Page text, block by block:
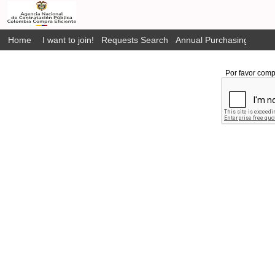
Home I want to join! Requests Search Annual Purchasing Plan
Por favor